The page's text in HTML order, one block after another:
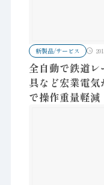
新製品/サービス
全自動で鉄道
具など宏業電
で操作重量軽減